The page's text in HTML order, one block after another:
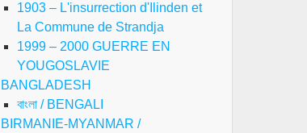
1903 – L'insurrection d'Ilinden et
La Commune de Strandja
1999 – 2000 GUERRE EN
YOUGOSLAVIE
BANGLADESH
বাংলা / BENGALI
BIRMANIE-MYANMAR /